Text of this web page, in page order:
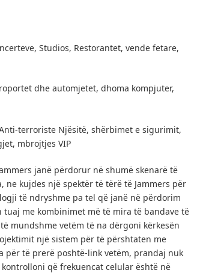
Studios, Restorantet, vende fetare,
dhe automjetet, dhoma kompjuter,
terroriste Njësitë, shërbimet e sigurimit,
mbrojtjes VIP
janë përdorur në shumë skenarë të
kujdes një spektër të tërë të Jammers për
të ndryshme pa tel që janë në përdorim
me kombinimet më të mira të bandave të
mundshme vetëm të na dërgoni kërkesën
një sistem për të përshtaten me
për të prerë poshtë-link vetëm, prandaj nuk
kontrolloni që frekuencat celular është në